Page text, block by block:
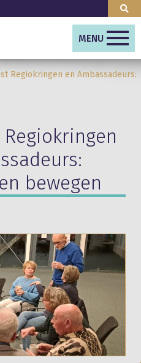
MENU
Regiokringen en Ambassadeurs:
bewegen